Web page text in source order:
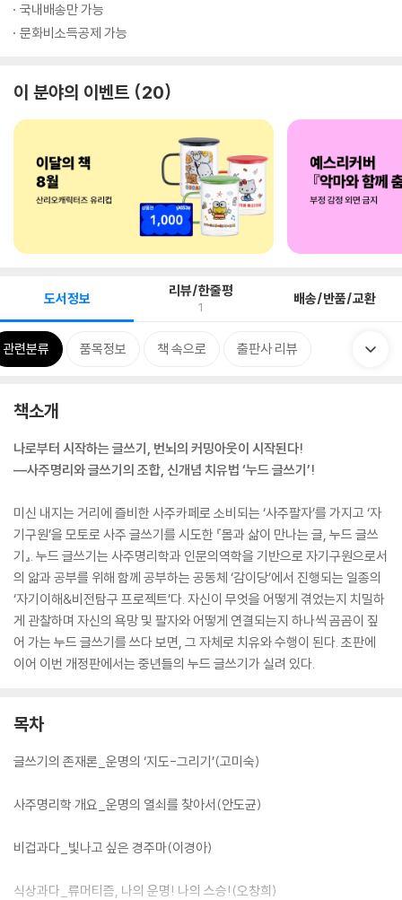
국내배송만 가능
문화비소득공제 가능
이 분야의 이벤트 20
도서정보 리뷰/한줄평
1 배송/반품/교환
관련분류 품목정보 책 속으로 출판사 리뷰
책소개
나로부터 시작하는 글쓰기, 번뇌의 커밍아웃이 시작된다!
―사주명리와 글쓰기의 조합, 신개념 치유법 ‘누드 글쓰기’!
미신 내지는 거리에 즐비한 사주카페로 소비되는 ‘사주팔자’를 가지고 ‘자
기구원’을 모토로 사주 글쓰기를 시도한 『몸과 삶이 만나는 글, 누드 글쓰
기』. 누드 글쓰기는 사주명리학과 인문의역학을 기반으로 자기구원으로서
의 앎과 공부를 위해 함께 공부하는 공동체 ‘감이당’에서 진행되는 일종의
‘자기이해&비전탐구 프로젝트’다. 자신이 무엇을 어떻게 겪었는지 치밀하
게 관찰하며 자신의 욕망 및 팔자와 어떻게 연결되는지 하나씩 곰곰이 짚
어 가는 누드 글쓰기를 쓰다 보면, 그 자체로 치유와 수행이 된다. 초판에
이어 이번 개정판에서는 중년들의 누드 글쓰기가 실려 있다.
목차
글쓰기의 존재론_운명의 ‘지도-그리기’(고미숙)
사주명리학 개요_운명의 열쇠를 찾아서(안도균)
비겁과다_빛나고 싶은 경주마(이경아)
식상과다_류머티즘, 나의 운명! 나의 스승!(오창희)